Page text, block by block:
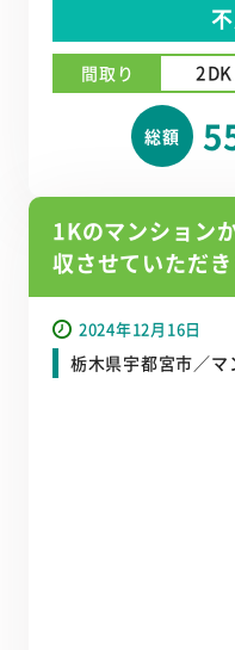
間取り 2DK
総額
1Kのマンション
収させていただ
2024年12月16日
栃木県宇都宮市／マ